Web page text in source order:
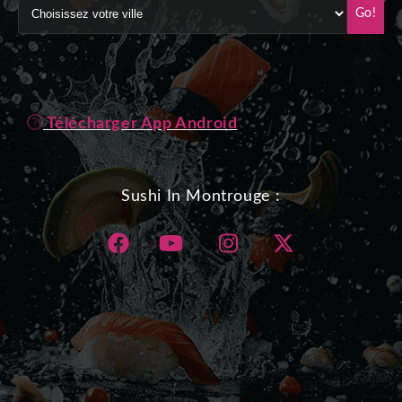
Go!
Télécharger App Android
Sushi In Montrouge :